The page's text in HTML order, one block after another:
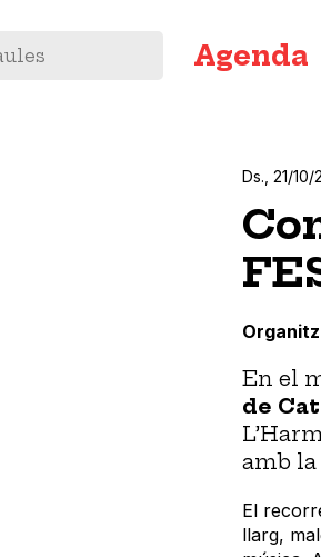
principal
Agenda
Ds., 21/
En el
de
amb la
El
llarg,